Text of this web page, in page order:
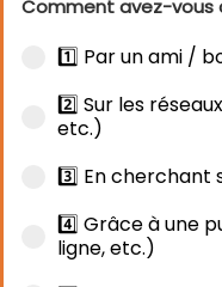
Comment avez-vous
1️⃣ Par un ami /
2️⃣ Sur les
etc.)
3️⃣ En cherchant
4️⃣ Grâce à une
ligne, etc.)